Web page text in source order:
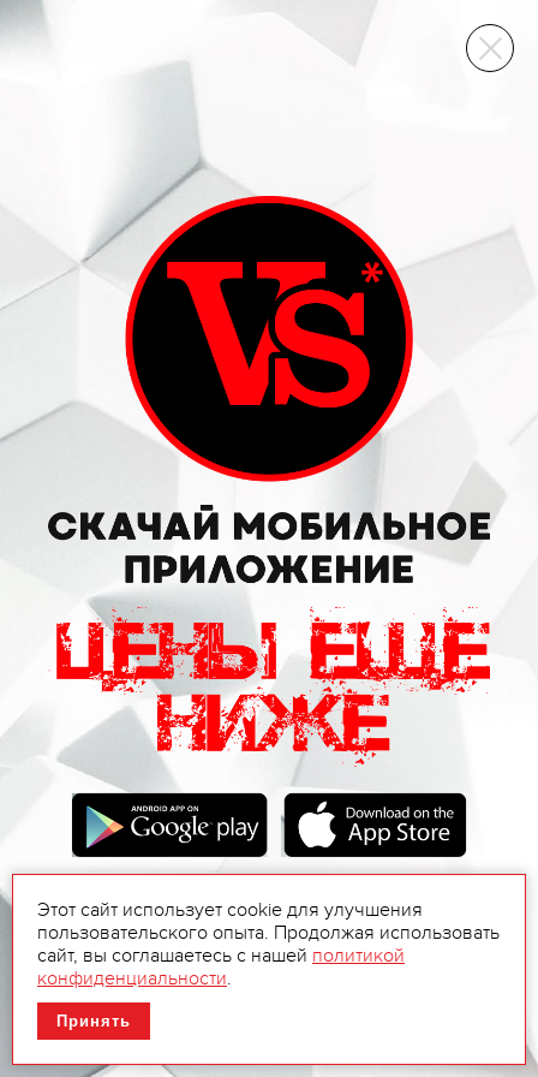
ВИННЫЙ СКЛАД
Этот сайт использует cookie для улучшения
пользовательского опыта. Продолжая использовать
сайт, вы соглашаетесь с нашей политикой
конфиденциальности.
Принять